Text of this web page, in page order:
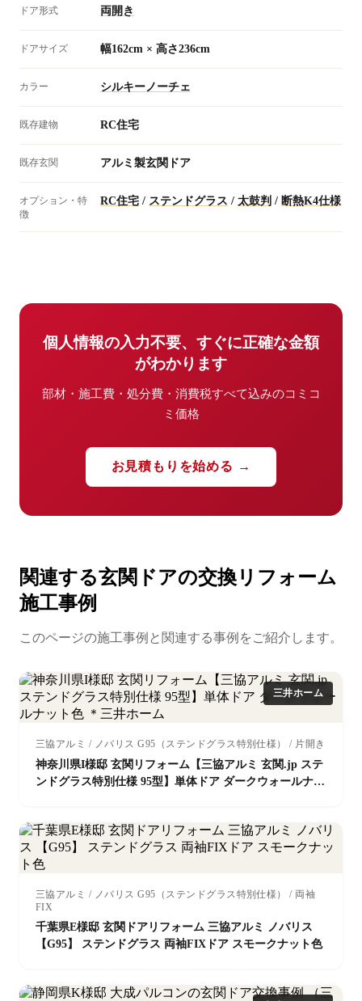
ドア形式 両開き
ドアサイズ 幅162cm × 高さ236cm
カラー シルキーノーチェ
既存建物 RC住宅
既存玄関 アルミ製玄関ドア
オプション・特
徴
RC住宅 / ステンドグラス / 太鼓判 / 断熱K4仕様
個人情報の入力不要、すぐに正確な金額
がわかります
部材・施工費・処分費・消費税すべて込みのコミコ
ミ価格
お見積もりを始める →
関連する玄関ドアの交換リフォーム
施工事例
このページの施工事例と関連する事例をご紹介します。
三井ホーム
三協アルミ / ノバリス G95（ステンドグラス特別仕様） / 片開き
神奈川県I様邸 玄関リフォーム【三協アルミ 玄関.jp ステ
ンドグラス特別仕様 95型】単体ドア ダークウォールナッ
三協アルミ / ノバリス G95（ステンドグラス特別仕様） / 両袖
FIX
千葉県E様邸 玄関ドアリフォーム 三協アルミ ノバリス
【G95】 ステンドグラス 両袖FIXドア スモークナット色